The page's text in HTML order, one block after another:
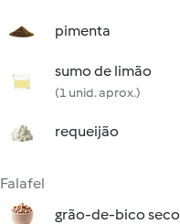
pimenta
sumo de limão
(1 unid. aprox.)
requeijão
Falafel
grão-de-bico seco